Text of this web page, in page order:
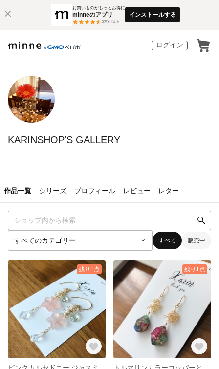
お買いものがもっとお得に
minneのアプリ
3万件以上
インストールする
ログイン
KARINSHOP'S GALLERY
作品一覧 シリーズ プロフィール レビュー レター
すべて 販売中
残り1点 残り1点